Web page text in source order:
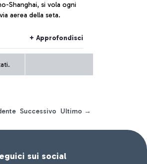
Shanghai, si vola ogni
aerea della seta.
+ Approfondisci
Successivo Ultimo →
sui social